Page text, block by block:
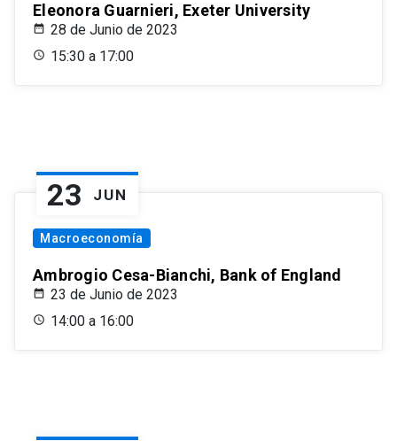
Eleonora Guarnieri, Exeter University
28 de Junio de 2023
15:30 a 17:00
23 JUN
Macroeconomía
Ambrogio Cesa-Bianchi, Bank of England
23 de Junio de 2023
14:00 a 16:00